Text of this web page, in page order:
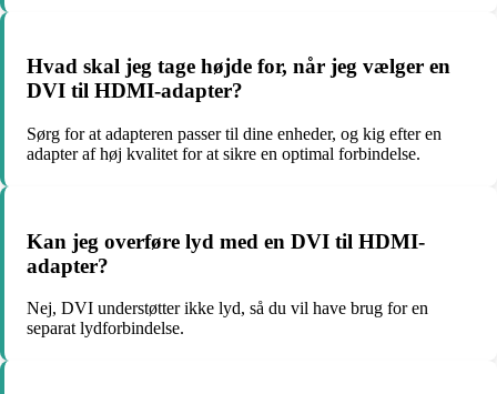
Hvad skal jeg tage højde for, når jeg vælger en
DVI til HDMI-adapter?
Sørg for at adapteren passer til dine enheder, og kig efter en
adapter af høj kvalitet for at sikre en optimal forbindelse.
Kan jeg overføre lyd med en DVI til HDMI-
adapter?
Nej, DVI understøtter ikke lyd, så du vil have brug for en
separat lydforbindelse.